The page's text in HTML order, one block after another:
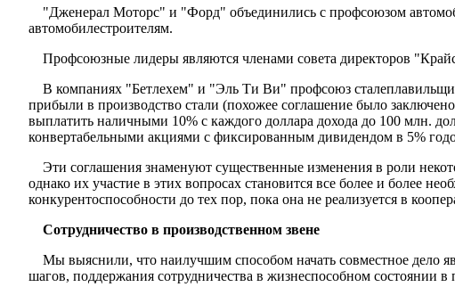
"Дженерал Моторс" и "Форд" объединились с профсоюзом
автомобилестроителям.
Профсоюзные лидеры являются членами совета директоров
В компаниях "Бетлехем" и "Эль Ти Ви" профсоюз
прибыли в производство стали (похожее соглашение было
выплатить наличными 10% с каждого доллара дохода до 100 млн.
конвертабельными акциями с фиксированным диви­дендом в 5%
Эти соглашения знаменуют существенные изменения в роли
однако их участие в этих вопросах становится все более и более
конкурентоспособности до тех пор, пока она не реализуется в
Сотрудничество в производственном звене
Мы выяснили, что наилучшим способом начать совместное дело
шагов, поддержания сотрудничества в жизнеспособном состоянии